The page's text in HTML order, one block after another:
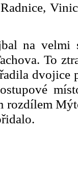
na velmi
To
dvojice